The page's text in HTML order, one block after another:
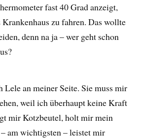
fast 40 Grad anzeigt,
zu fahren. Das wollte
denn na ja – wer geht schon
Lele an meiner Seite. Sie muss mir
weil ich überhaupt keine Kraft
mir Kotzbeutel, holt mir mein
am wichtigsten – leistet mir